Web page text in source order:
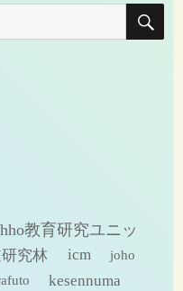
検
教育研究ユニッ
究林 icm joho
kesennuma